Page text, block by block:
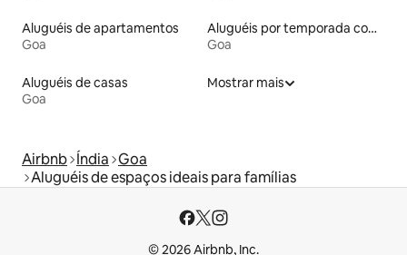
Aluguéis de apartamentos
Goa
Aluguéis por temporada com acesso à praia
Goa
Aluguéis de casas
Goa
Mostrar mais
Airbnb Índia Goa
Aluguéis de espaços ideais para famílias
© 2026 Airbnb, Inc.